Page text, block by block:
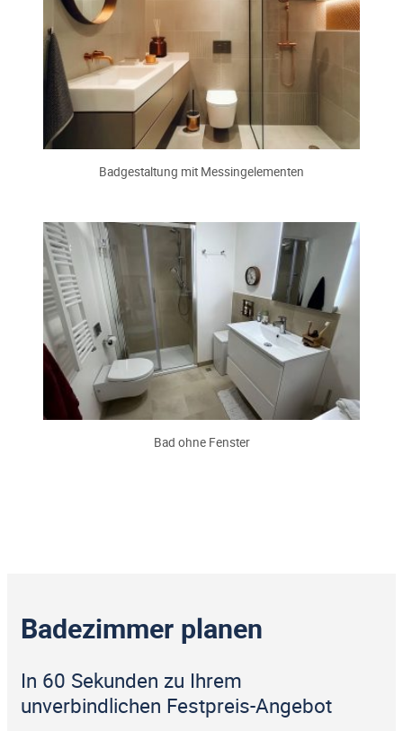
Badgestaltung mit Messingelementen
Bad ohne Fenster
Badezimmer planen
In 60 Sekunden zu Ihrem
unverbindlichen Festpreis-Angebot